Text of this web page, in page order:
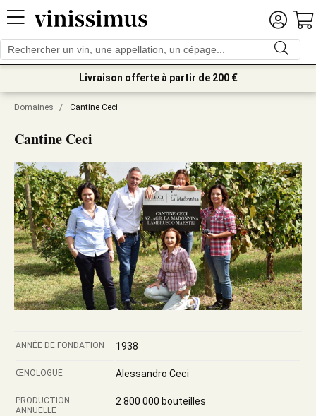
Livraison offerte à partir de 200 €
Domaines / Cantine Ceci
Cantine Ceci
ANNÉE DE FONDATION 1938
ŒNOLOGUE Alessandro Ceci
PRODUCTION
ANNUELLE
2 800 000 bouteilles